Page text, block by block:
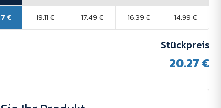
€ 19.11 € 17.49 € 16.39 € 14.99 €
Stückpreis
20.27 €